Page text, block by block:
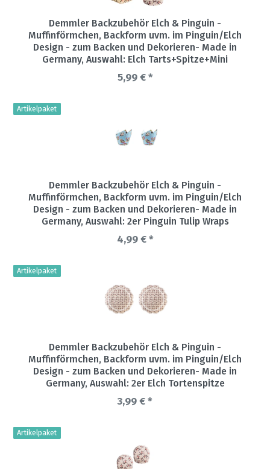
Demmler Backzubehör Elch & Pinguin -
Muffinförmchen, Backform uvm. im Pinguin/Elch
Design - zum Backen und Dekorieren- Made in
Germany, Auswahl: Elch Tarts+Spitze+Mini
5,99 € *
Artikelpaket
Demmler Backzubehör Elch & Pinguin -
Muffinförmchen, Backform uvm. im Pinguin/Elch
Design - zum Backen und Dekorieren- Made in
Germany, Auswahl: 2er Pinguin Tulip Wraps
4,99 € *
Artikelpaket
Demmler Backzubehör Elch & Pinguin -
Muffinförmchen, Backform uvm. im Pinguin/Elch
Design - zum Backen und Dekorieren- Made in
Germany, Auswahl: 2er Elch Tortenspitze
3,99 € *
Artikelpaket